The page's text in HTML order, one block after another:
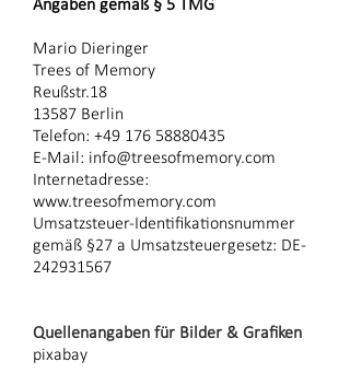
Angaben gemäß § 5 TMG
Mario Dieringer
Trees of Memory
Reußstr.18
13587 Berlin
Telefon: +49 176 58880435
E-Mail: info@treesofmemory.com
Internetadresse:
www.treesofmemory.com
Umsatzsteuer-Identifikationsnummer
gemäß §27 a Umsatzsteuergesetz: DE-
242931567
Quellenangaben für Bilder & Grafiken
pixabay